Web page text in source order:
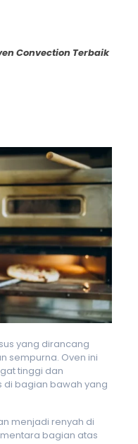
Convection Terbaik
yang dirancang
sempurna. Oven ini
tinggi dan
bagian bawah yang
menjadi renyah di
bagian atas